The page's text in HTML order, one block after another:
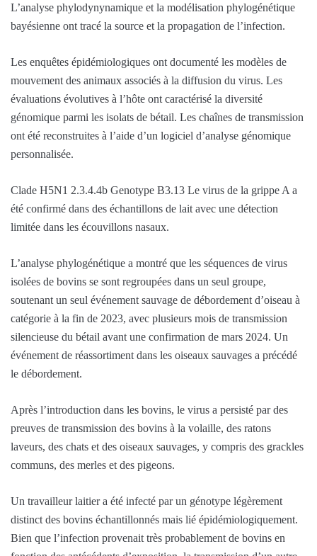
L’analyse phylodynynamique et la modélisation phylogénétique
bayésienne ont tracé la source et la propagation de l’infection.
Les enquêtes épidémiologiques ont documenté les modèles de
mouvement des animaux associés à la diffusion du virus. Les
évaluations évolutives à l’hôte ont caractérisé la diversité
génomique parmi les isolats de bétail. Les chaînes de transmission
ont été reconstruites à l’aide d’un logiciel d’analyse génomique
personnalisée.
Clade H5N1 2.3.4.4b Genotype B3.13 Le virus de la grippe A a
été confirmé dans des échantillons de lait avec une détection
limitée dans les écouvillons nasaux.
L’analyse phylogénétique a montré que les séquences de virus
isolées de bovins se sont regroupées dans un seul groupe,
soutenant un seul événement sauvage de débordement d’oiseau à
catégorie à la fin de 2023, avec plusieurs mois de transmission
silencieuse du bétail avant une confirmation de mars 2024. Un
événement de réassortiment dans les oiseaux sauvages a précédé
le débordement.
Après l’introduction dans les bovins, le virus a persisté par des
preuves de transmission des bovins à la volaille, des ratons
laveurs, des chats et des oiseaux sauvages, y compris des grackles
communs, des merles et des pigeons.
Un travailleur laitier a été infecté par un génotype légèrement
distinct des bovins échantillonnés mais lié épidémiologiquement.
Bien que l’infection provenait très probablement de bovins en